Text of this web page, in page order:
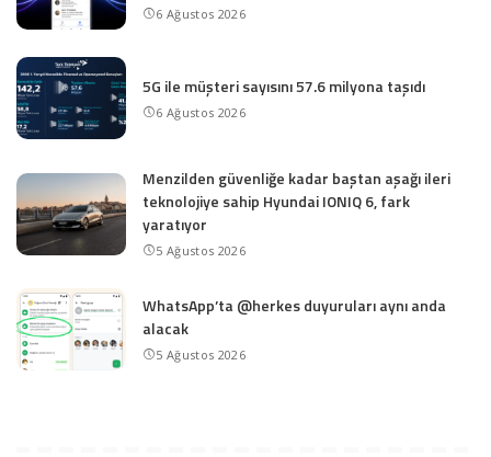
6 Ağustos 2026
5G ile müşteri sayısını 57.6 milyona taşıdı
6 Ağustos 2026
Menzilden güvenliğe kadar baştan aşağı ileri
teknolojiye sahip Hyundai IONIQ 6, fark
yaratıyor
5 Ağustos 2026
WhatsApp’ta @herkes duyuruları aynı anda
alacak
5 Ağustos 2026